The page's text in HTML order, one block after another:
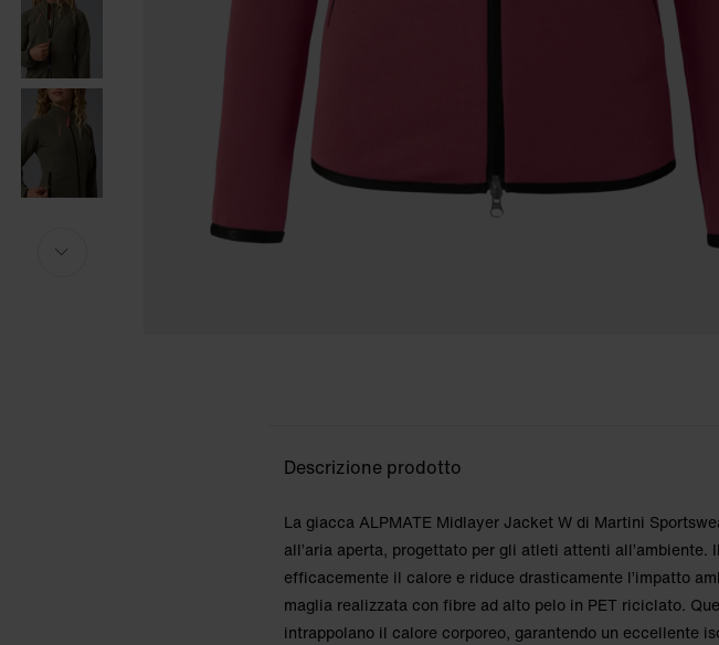
Descrizione prodotto
La giacca ALPMATE Midlayer Jacket W di Martini
all’aria aperta, progettato per gli atleti attenti
efficacemente il calore e riduce drasticamente l’impatto
maglia realizzata con fibre ad alto pelo in PET riciclato.
intrappolano il calore corporeo, garantendo un eccellente